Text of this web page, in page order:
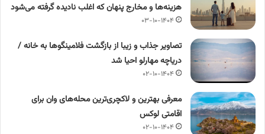
هزینه‌ها و مخارج پنهان که اغلب نادیده گرفته می‌شود
۰۳-۱۰-۱۴۰۴
تصاویر جذاب و زیبا از بازگشت فلامینگوها به خانه /
دریاچه مهارلو احیا شد
۰۲-۱۰-۱۴۰۴
معرفی بهترین و لاکچری‌ترین محله‌های وان برای
اقامتی لوکس
۰۲-۱۰-۱۴۰۴